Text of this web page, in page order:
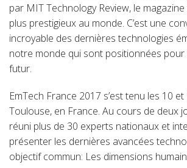
par MIT Technology Review, le
plus prestigieux au monde. C’est une
incroyable des dernières technologies
notre monde qui sont positionnées
futur.
EmTech France 2017 s’est tenu les 10
Toulouse, en France. Au cours de deux
réuni plus de 30 experts nationaux et
présenter les dernières avancées
objectif commun: Les dimensions